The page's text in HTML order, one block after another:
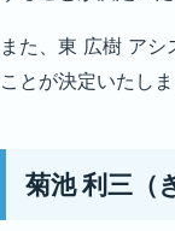
また、東 広樹 ア
ことが決定いたし
菊池 利三（